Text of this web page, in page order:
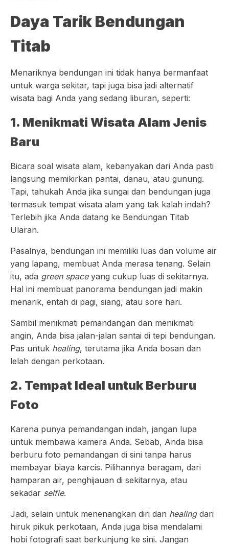
Daya Tarik Bendungan
Titab
Menariknya bendungan ini tidak hanya bermanfaat
untuk warga sekitar, tapi juga bisa jadi alternatif
wisata bagi Anda yang sedang liburan, seperti:
1. Menikmati Wisata Alam Jenis
Baru
Bicara soal wisata alam, kebanyakan dari Anda pasti
langsung memikirkan pantai, danau, atau gunung.
Tapi, tahukah Anda jika sungai dan bendungan juga
termasuk tempat wisata alam yang tak kalah indah?
Terlebih jika Anda datang ke Bendungan Titab
Ularan.
Pasalnya, bendungan ini memiliki luas dan volume air
yang lapang, membuat Anda merasa tenang. Selain
itu, ada green spaceyang cukup luas di sekitarnya.
Hal ini membuat panorama bendungan jadi makin
menarik, entah di pagi, siang, atau sore hari.
Sambil menikmati pemandangan dan menikmati
angin, Anda bisa jalan-jalan santai di tepi bendungan.
Pas untuk healing, terutama jika Anda bosan dan
lelah dengan perkotaan.
2. Tempat Ideal untuk Berburu
Foto
Karena punya pemandangan indah, jangan lupa
untuk membawa kamera Anda. Sebab, Anda bisa
berburu foto pemandangan di sini tanpa harus
membayar biaya karcis. Pilihannya beragam, dari
hamparan air, penghijauan di sekitarnya, atau
sekadar selfie.
Jadi, selain untuk menenangkan diri dan healingdari
hiruk pikuk perkotaan, Anda juga bisa mendalami
hobi fotografi saat berkunjung ke sini. Jangan